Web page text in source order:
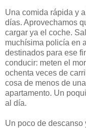
Una comida rápida y
días. Aprovechamos
cargar ya el coche.
muchísima policía en
destinados para ese
conducir: meten el
ochenta veces de
cosa de menos de
apartamento. Un
al día.
Un poco de